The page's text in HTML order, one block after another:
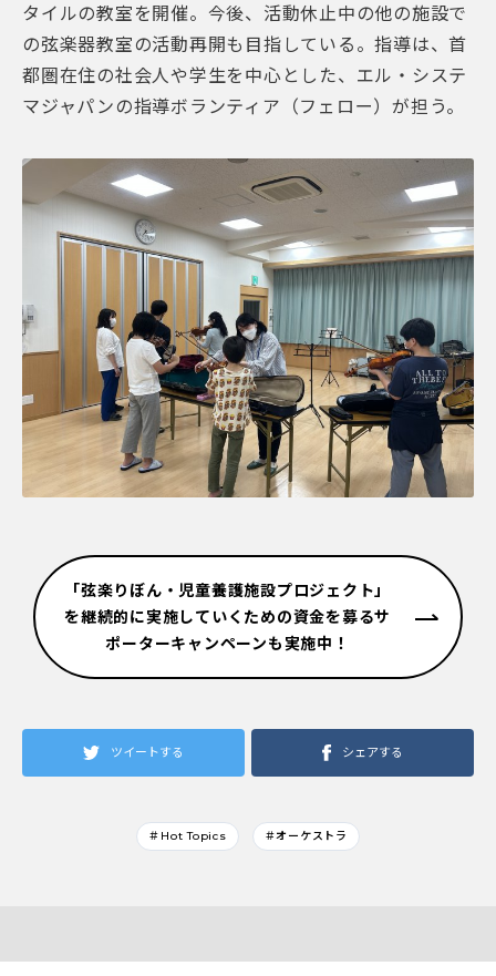
タイルの教室を開催。今後、 活動休止中の他の施設で
の弦楽器教室の活動再開も目指している。指導は、首
都圏在住の社会人や学生を中心とした、エル・ システ
マジャパンの指導ボランティア（フェロー） が担う。
「弦楽りぼん・児童養護施設プロジェクト」
を継続的に実施していくための資金を募るサ
ポーターキャンペーンも実施中！
ツイートする シェアする
＃Hot Topics ＃オーケストラ